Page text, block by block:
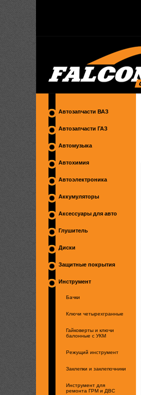
Автозапчасти ВАЗ
Автозапчасти ГАЗ
Автомузыка
Автохимия
Автоэлектроника
Аккумуляторы
Аксессуары для авто
Глушитель
Диски
Защитные покрытия
Инструмент
Бачки
Ключи четырехгранные
Гайковерты и ключи
балонные с УКМ
Режущий инструмент
Заклепки и заклепочники
Инструмент для
ремонта ГРМ и ДВС